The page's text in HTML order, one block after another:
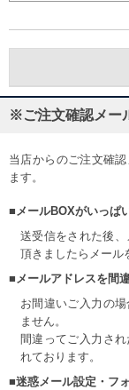
※ご注文確認メー
当店からのご注文確
ます。
■メールBOXがいっぱ
送受信をされた後
頂きましたらメール
■メールアドレスを間
お間違いご入力の
ません。
間違ってご入力さ
れております。
■迷惑メール設定・フ